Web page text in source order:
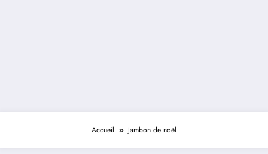
Accueil Jambon de noël